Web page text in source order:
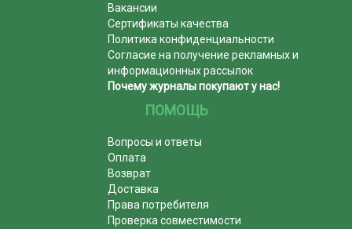
Вакансии
Сертификаты качества
Политика конфиденциальности
Согласие на получение рекламных и
информационных рассылок
Почему журналы покупают у нас!
ПОМОЩЬ
Вопросы и ответы
Оплата
Возврат
Доставка
Права потребителя
Проверка совместимости